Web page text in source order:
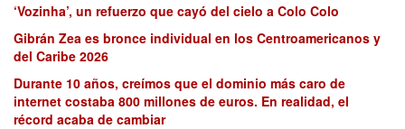
‘Vozinha’, un refuerzo que cayó del cielo a Colo Colo
Gibrán Zea es bronce individual en los Centroamericanos y
del Caribe 2026
Durante 10 años, creímos que el dominio más caro de
internet costaba 800 millones de euros. En realidad, el
récord acaba de cambiar